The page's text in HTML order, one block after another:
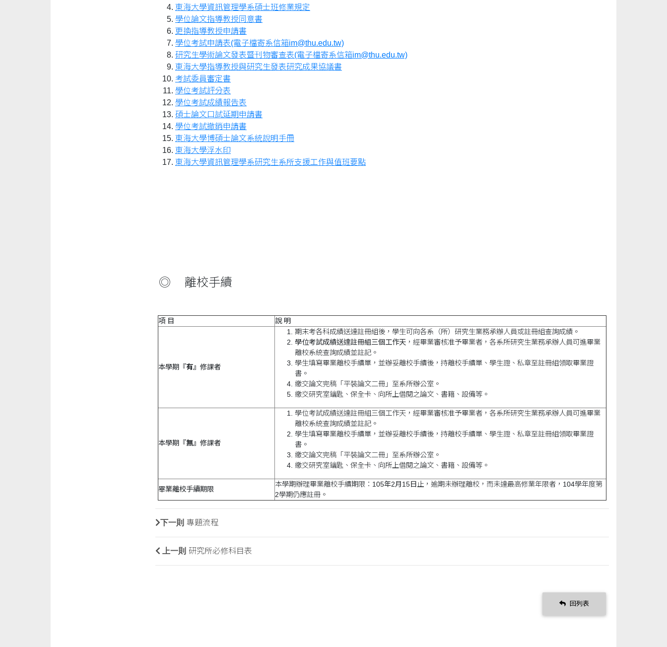
東海大學資訊管理學系碩士班修業規定
學位論文指導教授同意書
更換指導教授申請書
學位考試申請表(電子檔寄系信箱im@thu.edu.tw)
研究生學術論文發表暨刊物審查表(電子檔寄系信箱im@thu.edu.tw)
東海大學指導教授與研究生發表研究成果協議書
考試委員審定書
學位考試評分表
學位考試成績報告表
碩士論文口試延期申請書
學位考試撤銷申請書
東海大學博碩士論文系統說明手冊
東海大學浮水印
東海大學資訊管理學系研究生系所支援工作與值班要點
◎ 離校手續
項 目 說 明
本學期『有』 修課者
期末考各科成績送達註冊組後，學生可向各系（所）研究生業務承辦人員或註冊組查詢成績。
學位考試成績送達註冊組三個工作天 ，經畢業審核准予畢業者，各系所研究生業務承辦人員可進畢業
離校系統查詢成績並註記。
學生填寫畢業離校手續單，並辦妥離校手續後，持離校手續單、學生證、私章至註冊組領取畢業證
書。
繳交論文完稿「平裝論文二冊」至系所辦公室。
繳交研究室鑰匙、保全卡、向所上借閱之論文、書籍、設備等。
本學期『無』 修課者
學位考試成績送達註冊組三個工作天，經畢業審核准予畢業者，各系所研究生業務承辦人員可進畢業
離校系統查詢成績並註記。
學生填寫畢業離校手續單，並辦妥離校手續後，持離校手續單、學生證、私章至註冊組領取畢業證
書。
繳交論文完稿「平裝論文二冊」至系所辦公室。
繳交研究室鑰匙、保全卡、向所上借閱之論文、書籍、設備等。
畢業離校手續期限
本學期辦理畢業離校手續期限： 105年2月15日 止，逾期未辦理離校，而未達最高修業年限者，104學年度第
2學期仍應註冊。
下一則 專題流程
上一則 研究所必修科目表
回列表